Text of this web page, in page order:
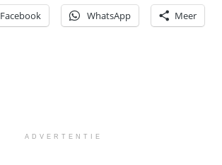
Facebook WhatsApp Meer
ADVERTENTIE